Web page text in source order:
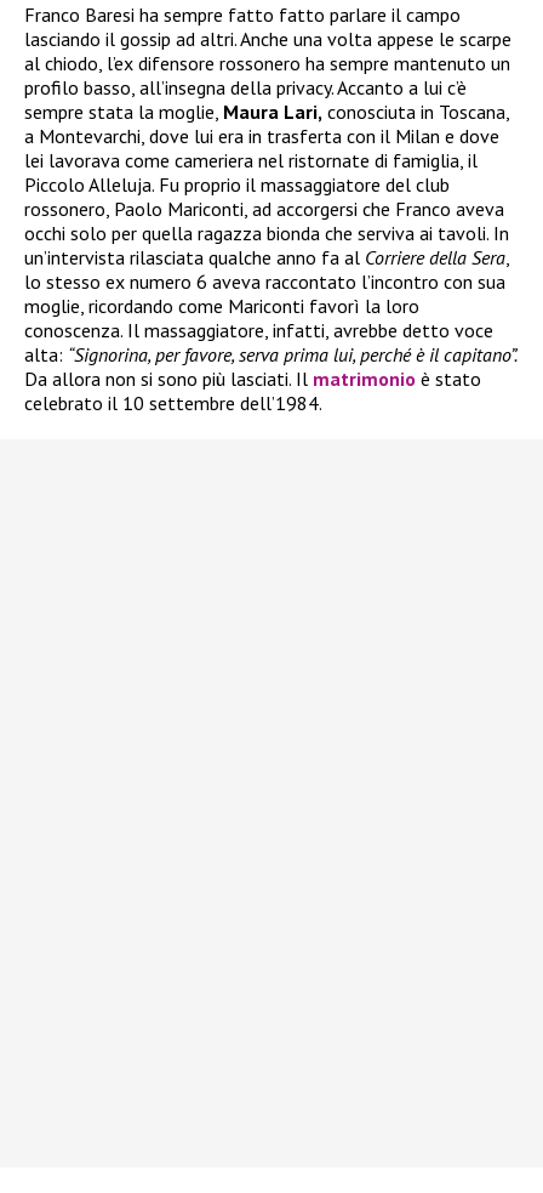
Franco Baresi ha sempre fatto fatto parlare il campo
lasciando il gossip ad altri. Anche una volta appese le scarpe
al chiodo, l’ex difensore rossonero ha sempre mantenuto un
profilo basso, all’insegna della privacy. Accanto a lui c’è
sempre stata la moglie, Maura Lari, conosciuta in Toscana,
a Montevarchi, dove lui era in trasferta con il Milan e dove
lei lavorava come cameriera nel ristornate di famiglia, il
Piccolo Alleluja. Fu proprio il massaggiatore del club
rossonero, Paolo Mariconti, ad accorgersi che Franco aveva
occhi solo per quella ragazza bionda che serviva ai tavoli. In
un’intervista rilasciata qualche anno fa al Corriere della Sera
lo stesso ex numero 6 aveva raccontato l’incontro con sua
moglie, ricordando come Mariconti favorì la loro
conoscenza. Il massaggiatore, infatti, avrebbe detto voce
alta: “Signorina, per favore, serva prima lui, perché è il capitano”.
Da allora non si sono più lasciati. Il matrimonio è stato
celebrato il 10 settembre dell’1984.